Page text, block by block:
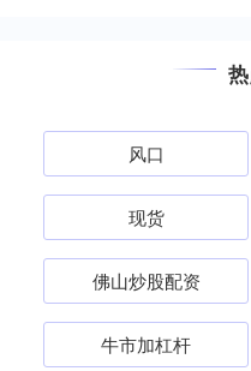
风口
现货
佛山炒股配资
牛市加杠杆